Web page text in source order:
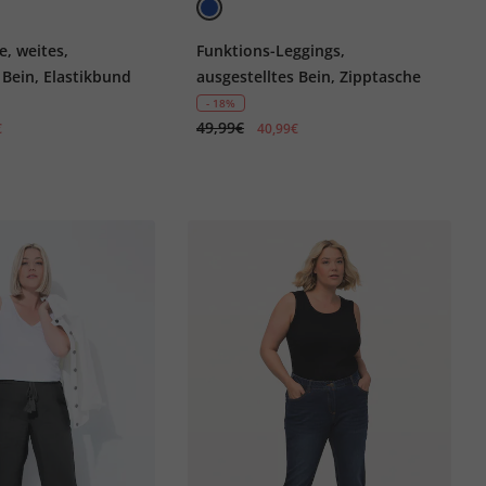
weites,
Elastikbund
Funktions-Leggings,
ausgestelltes Bein, Zipptasche
- 18%
49,99€ 40,99€